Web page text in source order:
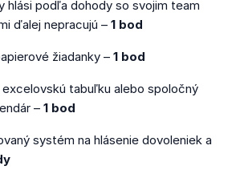
hlási podľa dohody so svojim team
ďalej nepracujú – 1 bod
žiadanky – 1 bod
tabuľku alebo spoločný
– 1 bod
systém na hlásenie dovoleniek a